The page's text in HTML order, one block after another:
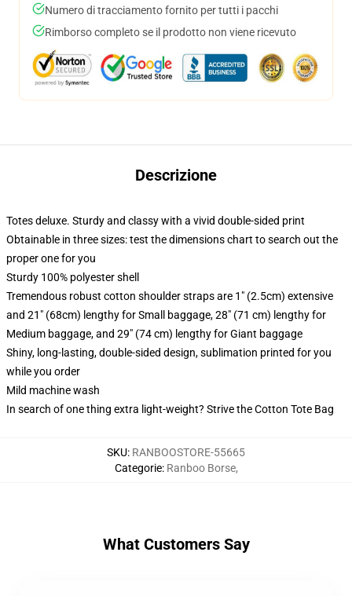
Numero di tracciamento fornito per tutti i pacchi
Rimborso completo se il prodotto non viene ricevuto
Descrizione
Totes deluxe. Sturdy and classy with a vivid double-sided print
Obtainable in three sizes: test the dimensions chart to search out the
proper one for you
Sturdy 100% polyester shell
Tremendous robust cotton shoulder straps are 1" (2.5cm) extensive
and 21" (68cm) lengthy for Small baggage, 28" (71 cm) lengthy for
Medium baggage, and 29" (74 cm) lengthy for Giant baggage
Shiny, long-lasting, double-sided design, sublimation printed for you
while you order
Mild machine wash
In search of one thing extra light-weight? Strive the Cotton Tote Bag
SKU: RANBOOSTORE-55665
Categorie: Ranboo Borse,
What Customers Say